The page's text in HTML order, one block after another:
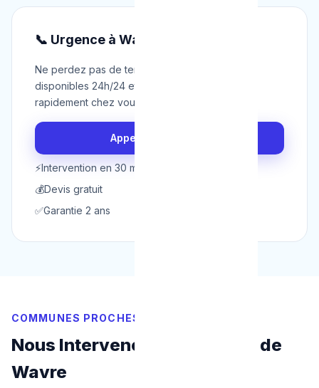
📞 Urgence à Wavre ?
Ne perdez pas de temps. Nos techniciens sont
disponibles 24h/24 et 7j/7 pour intervenir
rapidement chez vous à Wavre.
Appeler maintenant
⚡Intervention en 30 min
💰Devis gratuit
✅Garantie 2 ans
COMMUNES PROCHES
Nous Intervenons Aussi Près de
Wavre